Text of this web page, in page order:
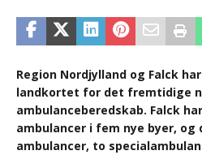
Region Nordjylland og Falck
landkortet for det fremtidige
ambulanceberedskab. Falck
ambulancer i fem nye byer, og
ambulancer, to